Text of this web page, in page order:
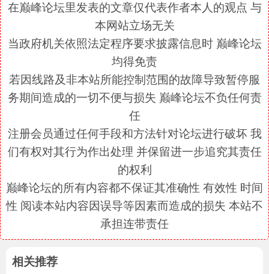
在巅峰论坛里发表的文章仅代表作者本人的观点 与
本网站立场无关
当政府机关依照法定程序要求披露信息时 巅峰论坛
均得免责
若因线路及非本站所能控制范围的故障导致暂停服
务期间造成的一切不便与损失 巅峰论坛不负任何责
任
注册会员通过任何手段和方法针对论坛进行破坏 我
们有权对其行为作出处理 并保留进一步追究其责任
的权利
巅峰论坛的所有内容都不保证其准确性 有效性 时间
性 阅读本站内容因误导等因素而造成的损失 本站不
承担连带责任
相关推荐